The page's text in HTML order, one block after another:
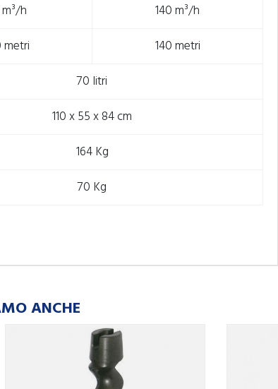
h
140 m³/h
metri
140 metri
70 litri
110 x 55 x 84 cm
164 Kg
70 Kg
ANCHE